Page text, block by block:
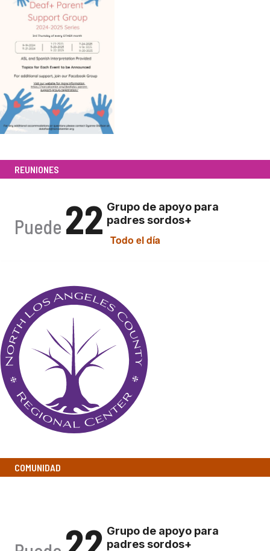
REUNIONES
Puede 22 Grupo de apoyo para
padres sordos+
Todo el día
COMUNIDAD
Grupo de apoyo para
padres sordos+